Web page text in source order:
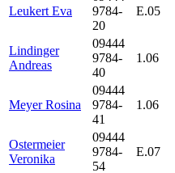
Leukert Eva
9784-
20
E.05
Lindinger
Andreas
09444
9784-
40
1.06
Meyer Rosina
09444
9784-
41
1.06
Ostermeier
Veronika
09444
9784-
54
E.07